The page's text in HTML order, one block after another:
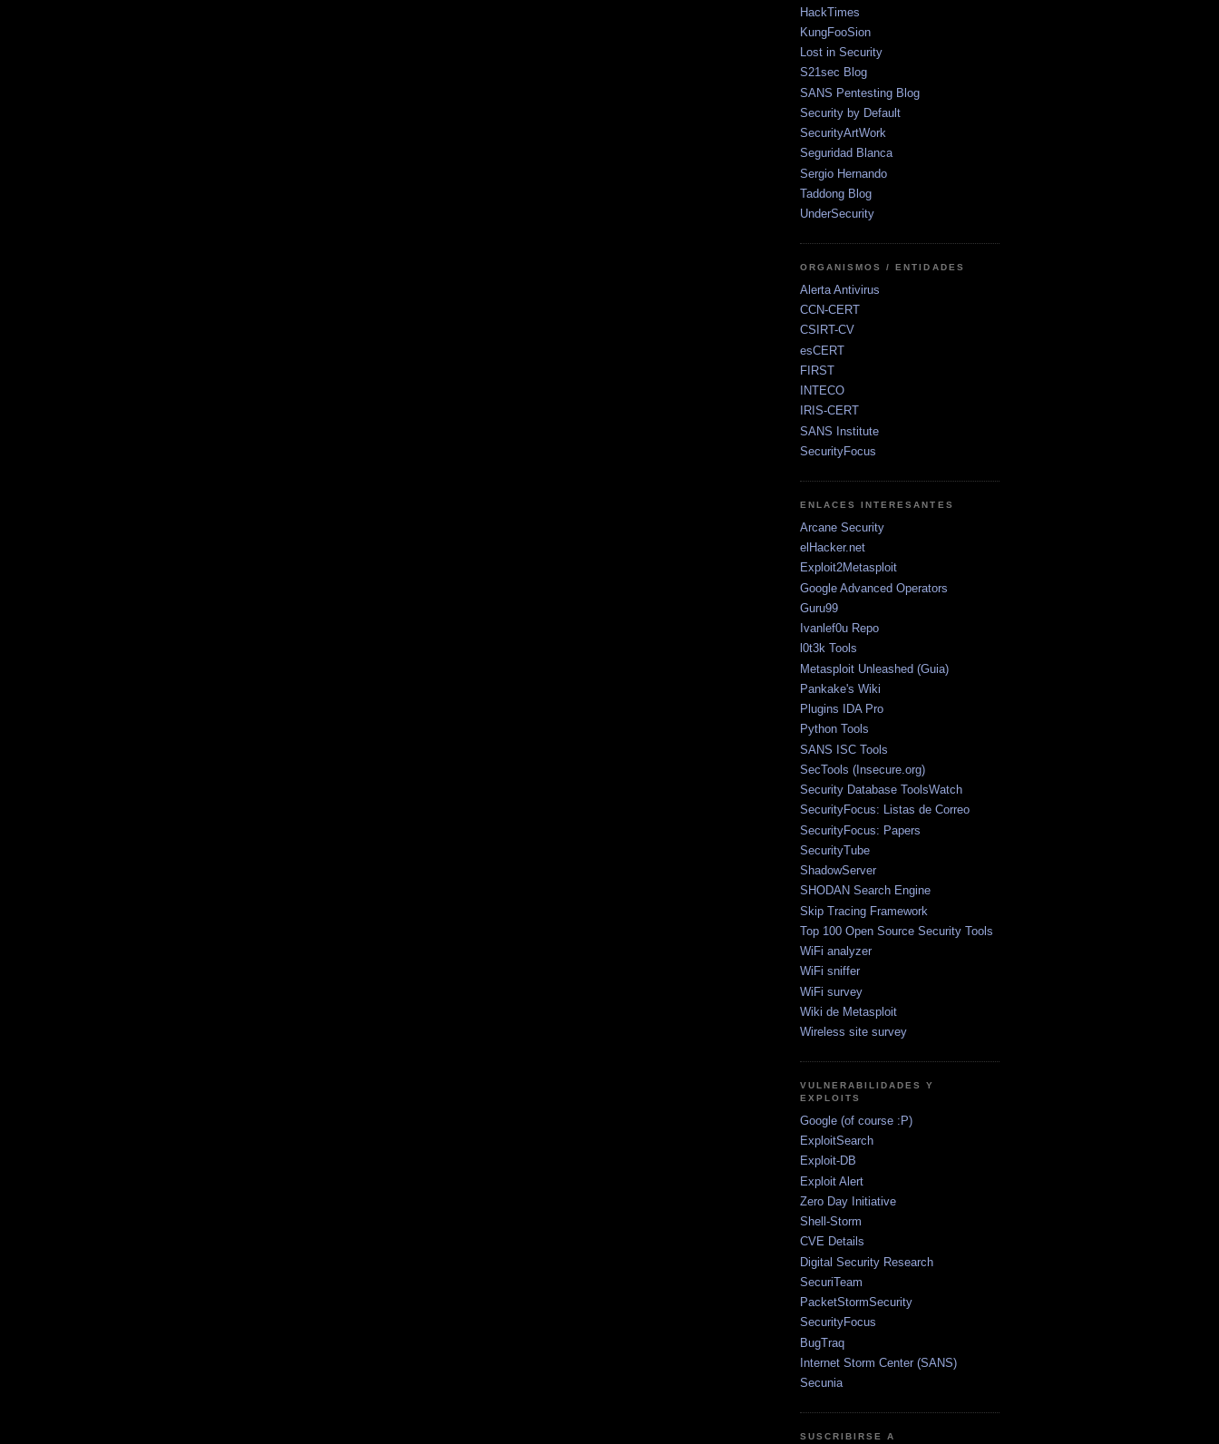
HackTimes
KungFooSion
Lost in Security
S21sec Blog
SANS Pentesting Blog
Security by Default
SecurityArtWork
Seguridad Blanca
Sergio Hernando
Taddong Blog
UnderSecurity
ORGANISMOS / ENTIDADES
Alerta Antivirus
CCN-CERT
CSIRT-CV
esCERT
FIRST
INTECO
IRIS-CERT
SANS Institute
SecurityFocus
ENLACES INTERESANTES
Arcane Security
elHacker.net
Exploit2Metasploit
Google Advanced Operators
Guru99
Ivanlef0u Repo
l0t3k Tools
Metasploit Unleashed (Guia)
Pankake's Wiki
Plugins IDA Pro
Python Tools
SANS ISC Tools
SecTools (Insecure.org)
Security Database ToolsWatch
SecurityFocus: Listas de Correo
SecurityFocus: Papers
SecurityTube
ShadowServer
SHODAN Search Engine
Skip Tracing Framework
Top 100 Open Source Security Tools
WiFi analyzer
WiFi sniffer
WiFi survey
Wiki de Metasploit
Wireless site survey
VULNERABILIDADES Y
EXPLOITS
Google (of course :P)
ExploitSearch
Exploit-DB
Exploit Alert
Zero Day Initiative
Shell-Storm
CVE Details
Digital Security Research
SecuriTeam
PacketStormSecurity
SecurityFocus
BugTraq
Internet Storm Center (SANS)
Secunia
SUSCRIBIRSE A